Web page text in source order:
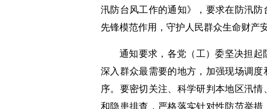
汛防台风工作的通知》，要求在防汛
先锋模范作用，守护人民群众生命财产
通知要求，各党（工）委坚决担起
深入群众最需要的地方，加强现场调
序。要密切关注、科学研判本地区汛
和隐患排查，严格落实针对性防范举